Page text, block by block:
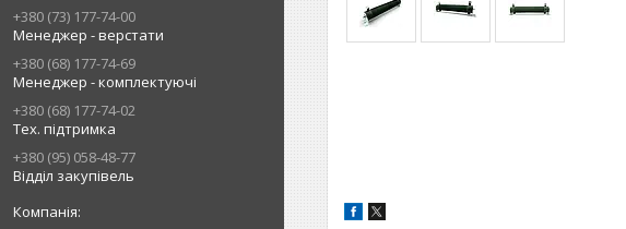
+380 (73) 177-74-00
Менеджер - верстати
+380 (68) 177-74-69
Менеджер - комплектуючі
+380 (68) 177-74-02
Тех. підтримка
+380 (95) 058-48-77
Відділ закупівель